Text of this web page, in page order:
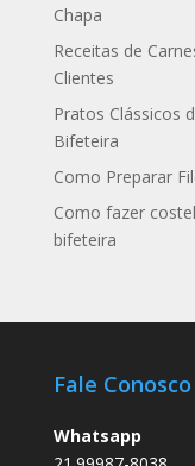
Chapa
Receitas de
Clientes
Pratos Clássicos
Bifeteira
Como Preparar
Como fazer
bifeteira
Fale Conosco
Whatsapp